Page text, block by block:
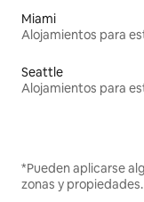
Miami
Seattle
*Pueden aplicarse
zonas y propiedades.